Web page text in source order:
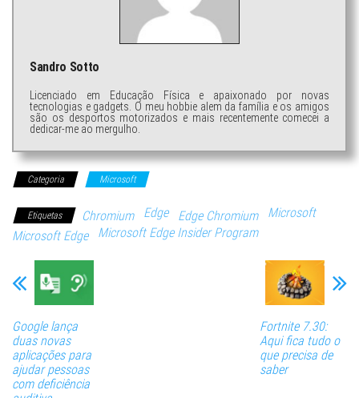
Sandro Sotto
Licenciado em Educação Física e apaixonado por novas
tecnologias e gadgets. O meu hobbie alem da família e os amigos
são os desportos motorizados e mais recentemente comecei a
dedicar-me ao mergulho.
Categoria Microsoft
Etiquetas Chromium Edge Edge Chromium
Microsoft
Microsoft Edge
Microsoft Edge Insider Program
Google lança
duas novas
aplicações para
ajudar pessoas
com deficiência
Fortnite 7.30:
Aqui fica tudo o
que precisa de
saber